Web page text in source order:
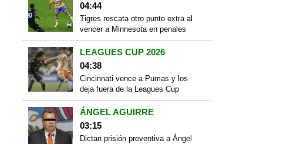
04:44
Tigres rescata otro punto extra al
vencer a Minnesota en penales
LEAGUES CUP 2026
04:38
Cincinnati vence a Pumas y los
deja fuera de la Leagues Cup
ÁNGEL AGUIRRE
03:15
Dictan prisión preventiva a Ángel